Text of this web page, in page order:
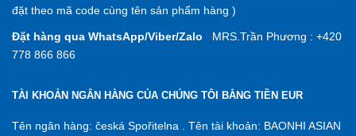
đặt theo mã code cùng tên sản phẩm hàng )
Đặt hàng qua WhatsApp/Viber/Zalo MRS.Trần Phương : +420
778 866 866
TÀI KHOẢN NGÂN HÀNG CỦA CHÚNG TÔI BẰNG TIỀN EUR
Tên ngân hàng: česká Spořitelna . Tên tài khoản: BAONHI ASIAN